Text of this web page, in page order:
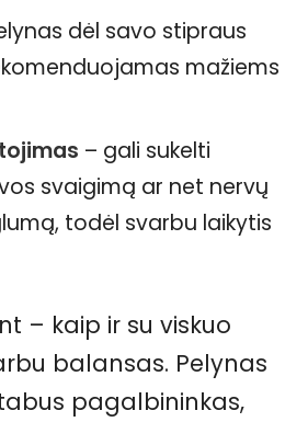
dėl savo stipraus
mažiems
– gali sukelti
svaigimą ar net nervų
todėl svarbu laikytis
– kaip ir su viskuo
balansas. Pelynas
pagalbininkas,